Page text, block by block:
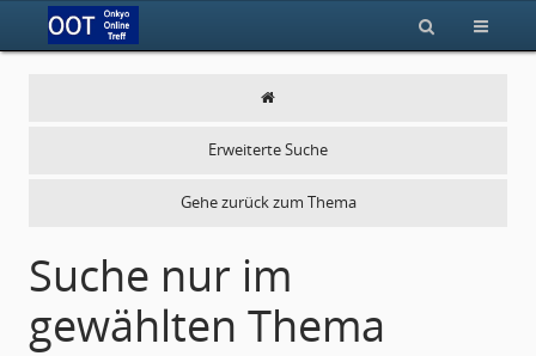
Erweiterte Suche
Gehe zurück zum Thema
Suche nur im
gewählten Thema